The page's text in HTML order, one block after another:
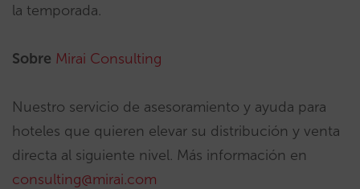
la temporada.
Sobre Mirai Consulting
Nuestro servicio de asesoramiento y ayuda para
hoteles que quieren elevar su distribución y venta
directa al siguiente nivel. Más información en
consulting@mirai.com